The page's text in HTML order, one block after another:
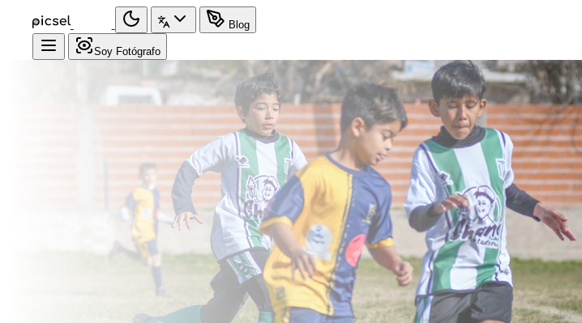
Blog
Soy Fotógrafo